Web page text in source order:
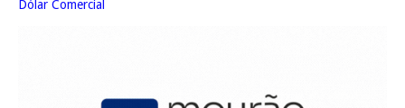
Dólar Comercial